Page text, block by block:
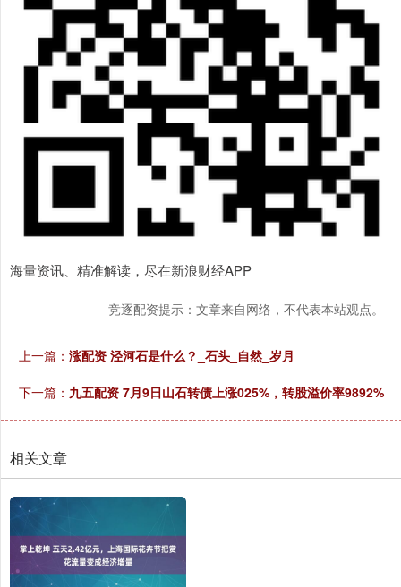
海量资讯、精准解读，尽在新浪财经APP
竞逐配资提示：文章来自网络，不代表本站观点。
上一篇： 涨配资 泾河石是什么？_石头_自然_岁月
下一篇： 九五配资 7月9日山石转债上涨025%，转股溢价率9892%
相关文章